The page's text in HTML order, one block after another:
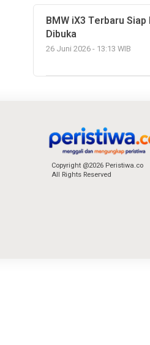
BMW iX3 Terbaru
Dibuka
26 Juni 2026 - 13:13 WIB
Copyright @2026 Peristiwa.co
All Rights Reserved